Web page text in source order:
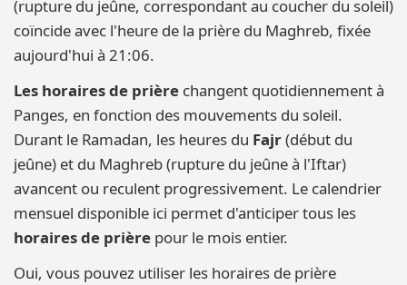
(rupture du jeûne, correspondant au coucher du soleil)
coïncide avec l'heure de la prière du Maghreb, fixée
aujourd'hui à 21:06.
Les horaires de prière changent quotidiennement à
Panges, en fonction des mouvements du soleil.
Durant le Ramadan, les heures du Fajr(début du
jeûne) et du Maghreb (rupture du jeûne à l'Iftar)
avancent ou reculent progressivement. Le calendrier
mensuel disponible ici permet d'anticiper tous les
horaires de prière pour le mois entier.
Oui, vous pouvez utiliser les horaires de prière